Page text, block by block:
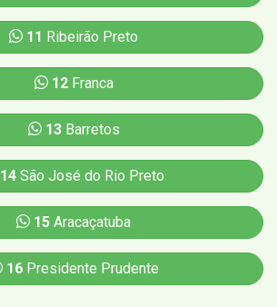
11 Ribeirão Preto
12Franca
13Barretos
14 São José do Rio Preto
15 Aracaçatuba
16Presidente Prudente